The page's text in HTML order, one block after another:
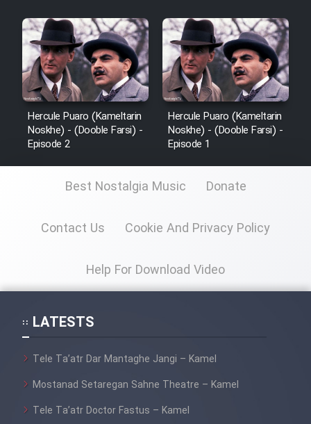
Hercule Puaro (Kameltarin
Noskhe) - (Dooble Farsi) -
Episode 2
Hercule Puaro (Kameltarin
Noskhe) - (Dooble Farsi) -
Episode 1
Best Nostalgia Music Donate
Contact Us Cookie And Privacy Policy
Help For Download Video
LATESTS
Tele Ta’atr Dar Mantaghe Jangi – Kamel
Mostanad Setaregan Sahne Theatre – Kamel
Tele Ta’atr Doctor Fastus – Kamel